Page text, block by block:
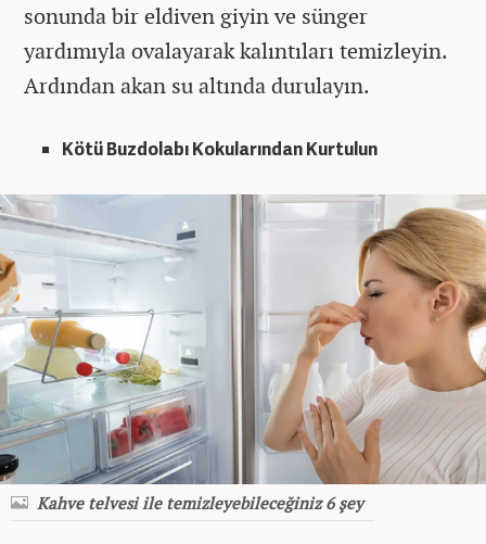
sonunda bir eldiven giyin ve sünger
yardımıyla ovalayarak kalıntıları temizleyin.
Ardından akan su altında durulayın.
Kötü Buzdolabı Kokularından Kurtulun
Kahve telvesi ile temizleyebileceğiniz 6 şey